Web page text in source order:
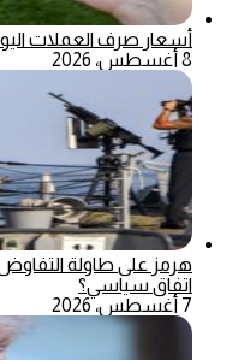
أسعار صرف العملات
8 أغسطس، 2026
هرمز على طاولة
اتفاق سياسي؟
7 أغسطس، 2026